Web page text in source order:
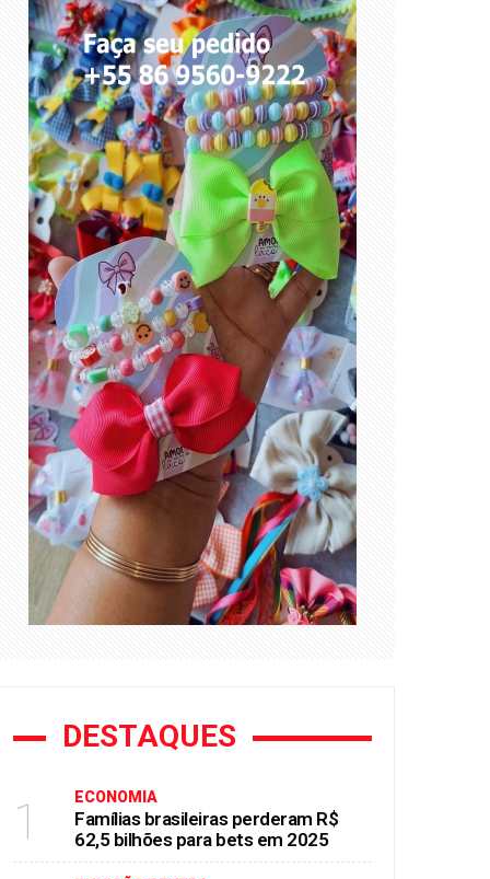
DESTAQUES
1 ECONOMIA
Famílias brasileiras perderam R$
62,5 bilhões para bets em 2025